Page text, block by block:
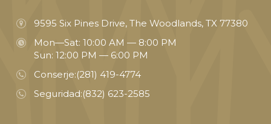
9595 Six Pines Drive, The Woodlands, TX 77380
Mon—Sat: 10:00 AM — 8:00 PM
Sun: 12:00 PM — 6:00 PM
Conserje:(281) 419-4774
Seguridad:(832) 623-2585